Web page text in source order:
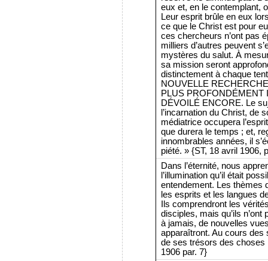
eux et, en le contemplant,
Leur esprit brûle en eux
ce que le Christ est pour
ces chercheurs n’ont pas
milliers d’autres peuvent
mystères du salut. À
sa mission seront
distinctement à chaque
NOUVELLE
PLUS PROFONDÉMENT
DÉVOILÉ ENCORE. Le
l’incarnation du Christ,
médiatrice occupera
que durera le temps ; et,
innombrables années, il
piété. » {ST, 18 avril 1906,
Dans l’éternité, nous
l’illumination qu’il était
entendement. Les thèmes
les esprits et les langues
Ils comprendront les
disciples, mais qu’ils
à jamais, de nouvelles
apparaîtront. Au cours des
de ses trésors des choses
1906 par. 7}